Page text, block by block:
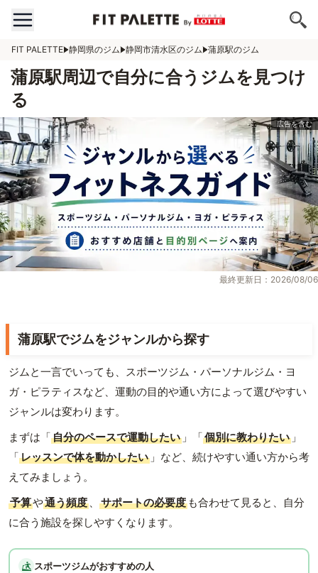
FIT PALETTE 静岡県のジム 静岡市清水区のジム 蒲原駅のジム
蒲原駅周辺で自分に合うジムを見つけ
る
最終更新日：2026/08/06
蒲原駅でジムをジャンルから探す
ジムと一言でいっても、スポーツジム・パーソナルジム・ヨ
ガ・ピラティスなど、運動の目的や通い方によって選びやすい
ジャンルは変わります。
まずは「自分のペースで運動したい 」「個別に教わりたい 」
「レッスンで体を動かしたい 」など、続けやすい通い方から考
えてみましょう。
予算や通う頻度 、 サポートの必要度 も合わせて見ると、自分
に合う施設を探しやすくなります。
スポーツジムがおすすめの人